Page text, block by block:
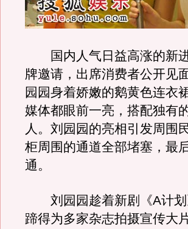
国内人气日益高涨的新进
牌邀请，出席消费者公开见
园园身着娇嫩的鹅黄色连衣
媒体都眼前一亮，搭配独有
人。刘园园的亮相引发周围
柜周围的通道全部堵塞，最
通。
刘园园趁着新剧《A计划
蹄得为多家杂志拍摄宣传大